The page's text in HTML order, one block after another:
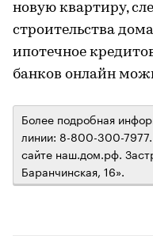
новую квартиру,
строительства
ипотечное
банков онлайн
Более подробная
линии: 8-800-300-
сайте наш.дом.рф.
Баранчинская, 16».